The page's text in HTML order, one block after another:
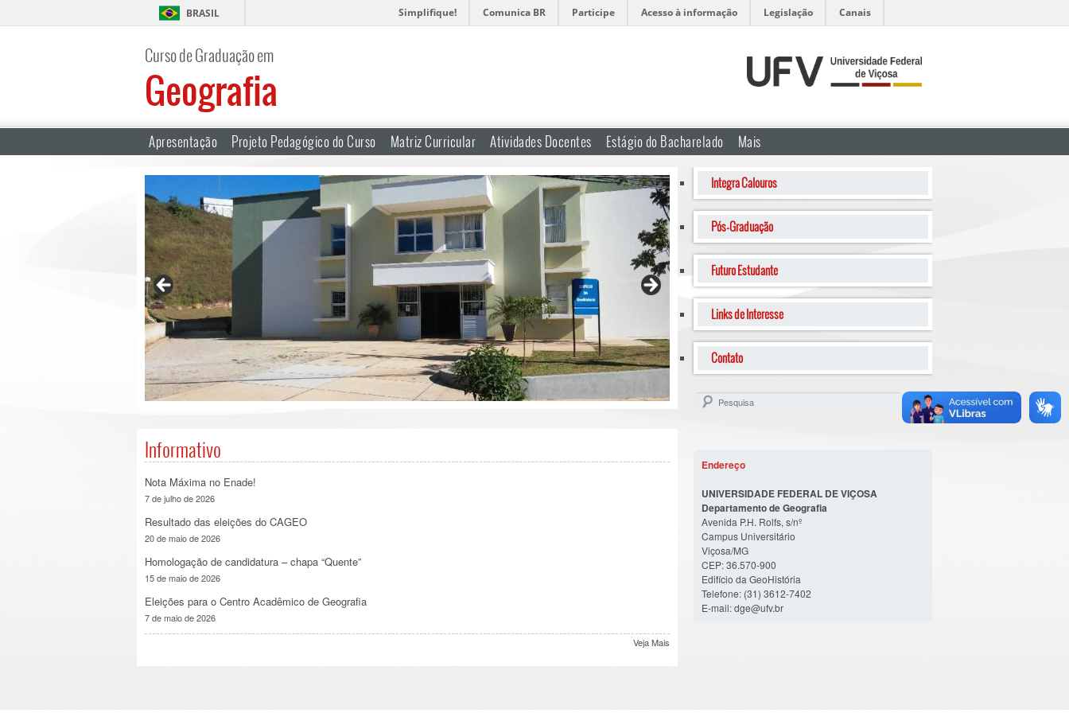
BRASIL Simplifique! Comunica BR Participe Acesso à informação Legislação Canais
Curso de Graduação em
Geografia
Apresentação Projeto Pedagógico do Curso Matriz Curricular Atividades Docentes Estágio do Bacharelado Mais
Informativo
Nota Máxima no Enade!
7 de julho de 2026
Resultado das eleições do CAGEO
20 de maio de 2026
Homologação de candidatura – chapa “Quente”
15 de maio de 2026
Eleições para o Centro Acadêmico de Geografia
7 de maio de 2026
Veja Mais
Integra Calouros
Pós-Graduação
Futuro Estudante
Links de Interesse
Contato
Endereço
UNIVERSIDADE FEDERAL DE VIÇOSA
Departamento de Geografia
Avenida P.H. Rolfs, s/nº
Campus Universitário
Viçosa/MG
CEP: 36.570-900
Edifício da GeoHistória
Telefone: (31) 3612-7402
E-mail: dge@ufv.br